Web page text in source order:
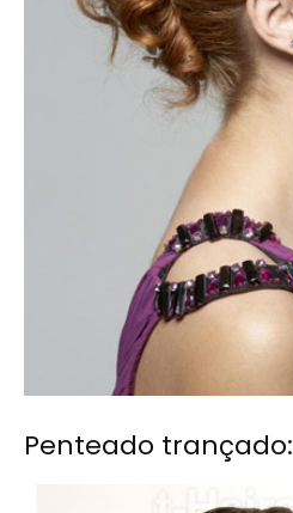
Penteado trançado: